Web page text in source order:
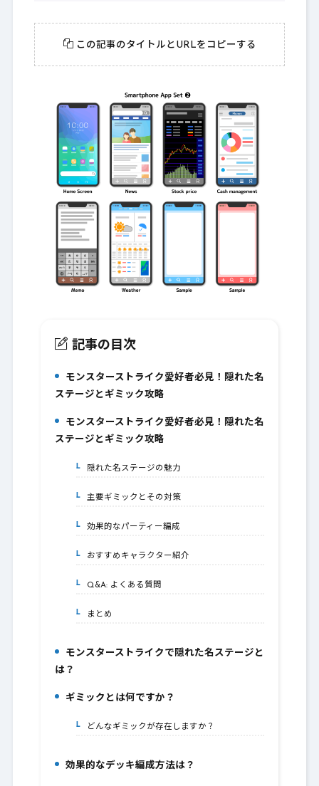
この記事のタイトルとURLをコピーする
記事の目次
モンスターストライク愛好者必見！隠れた名
ステージとギミック攻略
モンスターストライク愛好者必見！隠れた名
ステージとギミック攻略
2-1.隠れた名ステージの魅力
2-2.主要ギミックとその対策
2-3.効果的なパーティー編成
2-4.おすすめキャラクター紹介
2-5.Q&A: よくある質問
2-6.まとめ
モンスターストライクで隠れた名ステージと
は？
4.ギミックとは何ですか？
4-1.どんなギミックが存在しますか？
5.効果的なデッキ編成方法は？